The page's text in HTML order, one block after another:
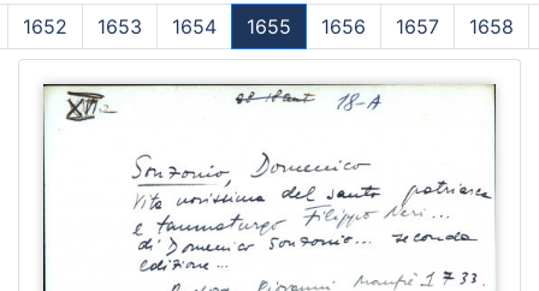
]
Godina
9th decade of the 19th century
1478
1480
1481
1482
1652 1653 1654
1655
(current)
1656 1657 1658